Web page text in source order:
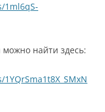
1ml6qS-
найти здесь: